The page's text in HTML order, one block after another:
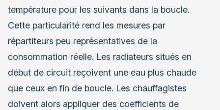
température pour les suivants dans la boucle.
Cette particularité rend les mesures par
répartiteurs peu représentatives de la
consommation réelle. Les radiateurs situés en
début de circuit reçoivent une eau plus chaude
que ceux en fin de boucle. Les chauffagistes
doivent alors appliquer des coefficients de